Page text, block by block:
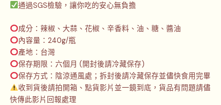
通過SGS檢驗，讓你吃的安心無負擔
成分：辣椒、大蒜、花椒、辛香料、油、糖、醬油
內容量：240g/瓶
產地：台灣
保存期限：六個月 (開封後請冷藏保存)
保存方式：陰涼通風處；拆封後請冷藏保存並儘快食用完畢
收到貨後請拍開箱、點貨影片並一鏡到底，貨品有問題請儘
快傳此影片回報處理